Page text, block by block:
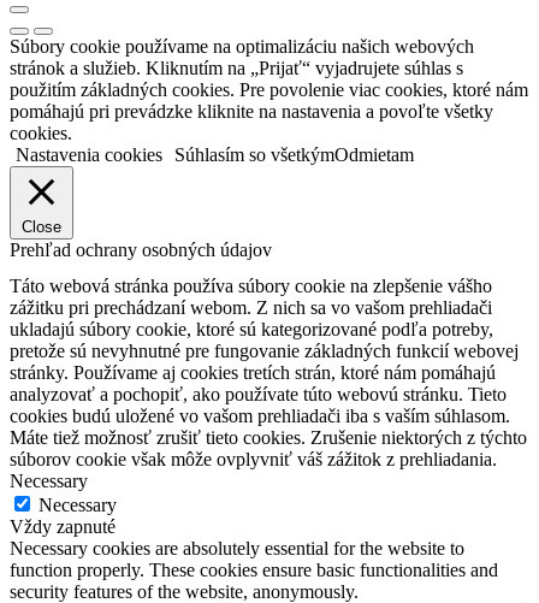
Súbory cookie používame na optimalizáciu našich webových
stránok a služieb. Kliknutím na „Prijať“ vyjadrujete súhlas s
použitím základných cookies. Pre povolenie viac cookies, ktoré nám
pomáhajú pri prevádzke kliknite na nastavenia a povoľte všetky
cookies.
Nastavenia cookies
Súhlasím so všetkýmOdmietam
Close
Prehľad ochrany osobných údajov
Táto webová stránka používa súbory cookie na zlepšenie vášho
zážitku pri prechádzaní webom. Z nich sa vo vašom prehliadači
ukladajú súbory cookie, ktoré sú kategorizované podľa potreby,
pretože sú nevyhnutné pre fungovanie základných funkcií webovej
stránky. Používame aj cookies tretích strán, ktoré nám pomáhajú
analyzovať a pochopiť, ako používate túto webovú stránku. Tieto
cookies budú uložené vo vašom prehliadači iba s vaším súhlasom.
Máte tiež možnosť zrušiť tieto cookies. Zrušenie niektorých z týchto
súborov cookie však môže ovplyvniť váš zážitok z prehliadania.
Necessary
Necessary
Vždy zapnuté
Necessary cookies are absolutely essential for the website to
function properly. These cookies ensure basic functionalities and
security features of the website, anonymously.